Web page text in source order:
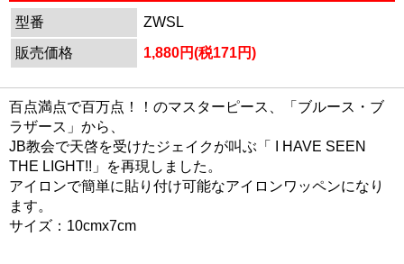
型番
ZWSL
販売価格
1,880円(税171円)
百点満点で百万点！！のマスターピース、「ブルース・ブ
ラザース」から、
JB教会で天啓を受けたジェイクが叫ぶ「 I HAVE SEEN
THE LIGHT!!」を再現しました。
アイロンで簡単に貼り付け可能なアイロンワッペンになり
ます。
サイズ：10cmx7cm